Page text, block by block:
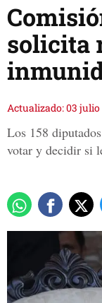
solicita
Actualizado: 03 julio
Los 158
votar y decidir si